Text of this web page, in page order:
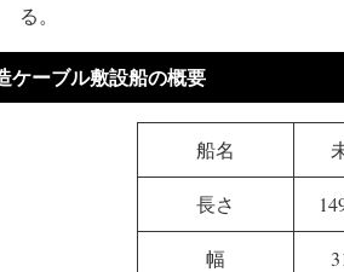
る。
ケーブル敷設船の概要
船名
長さ
幅